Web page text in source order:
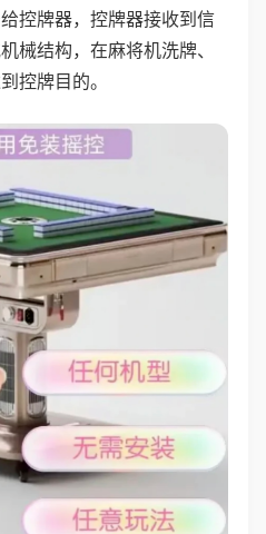
控牌器，控牌器接收到信
械结构，在麻将机洗牌、
控牌目的。